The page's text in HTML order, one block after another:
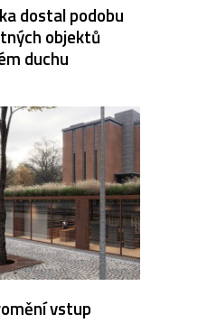
dostal podobu
objektů
duchu
vstup